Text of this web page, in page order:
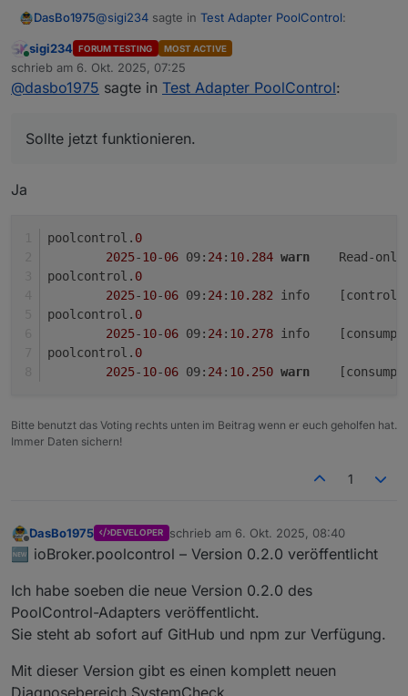
DasBo1975@sigi234 sagte in Test Adapter PoolControl:
@dasbo1975sagte in
PoolControl:
Das macht der Resetbutton ebenfalls
gleich mit in einem Zuge
Danke Sigi, dass du mich verunsichert hast. Das ist
Kommas und Lint Check meckereien.
Habe es nur umgestellt. Sollte jetzt funktionieren.
Online
sigi234 FORUM TESTING MOST ACTIVE
schrieb am 6. Okt. 2025, 07:25
zuletzt editiert von
@dasbo1975 sagte in Test Adapter PoolControl:
Sollte jetzt funktionieren.
Ja
poolcontrol. 0
2025-10-06 09: 24: 10.284 warn
Read-
poolcontrol. 0
2025-10-06 09: 24: 10.282
info
poolcontrol. 0
2025-10-06 09: 24: 10.278
info
poolcontrol. 0
2025-10-06 09: 24: 10.250 warn
Bitte benutzt das Voting rechts unten im Beitrag wenn er euch geholfen hat.
Immer Daten sichern!
1
Offline
DasBo1975 DEVELOPER schrieb am 6. Okt. 2025, 08:40
zuletzt editiert von
🆕 ioBroker.poolcontrol – Version 0.2.0 veröffentlicht
Ich habe soeben die neue Version 0.2.0 des
PoolControl-Adapters veröffentlicht.
Sie steht ab sofort auf GitHub und npm zur Verfügung.
Mit dieser Version gibt es einen komplett neuen
Diagnosebereich SystemCheck.